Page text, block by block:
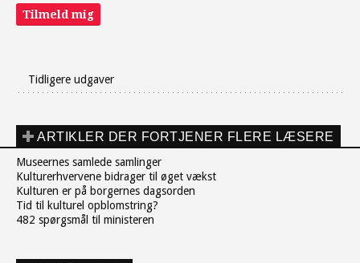
Tilmeld mig
Tidligere udgaver
ARTIKLER DER FORTJENER FLERE LÆSERE
Museernes samlede samlinger
Kulturerhvervene bidrager til øget vækst
Kulturen er på borgernes dagsorden
Tid til kulturel opblomstring?
482 spørgsmål til ministeren